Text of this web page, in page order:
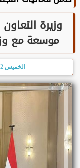
وزيرة
موسعة مع
الخميس